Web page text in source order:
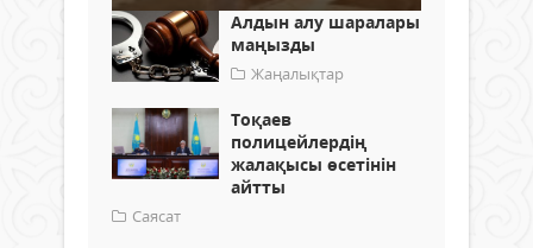
Алдын алу шаралары
маңызды
Жаңалықтар
Тоқаев
полицейлердің
жалақысы өсетінін
айтты
Саясат